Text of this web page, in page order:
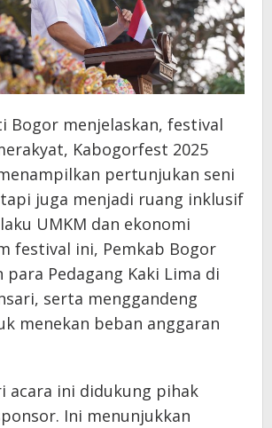
Bogor menjelaskan, festival
Kabogorfest 2025
pertunjukan seni
juga menjadi ruang inklusif
UMKM dan ekonomi
festival ini, Pemkab Bogor
para Pedagang Kaki Lima di
serta menggandeng
menekan beban anggaran
acara ini didukung pihak
Ini menunjukkan